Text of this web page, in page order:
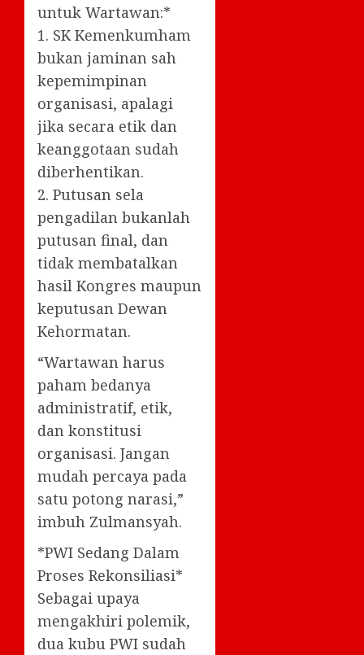
untuk Wartawan:*
1. SK Kemenkumham
bukan jaminan sah
kepemimpinan
organisasi, apalagi
jika secara etik dan
keanggotaan sudah
diberhentikan.
2. Putusan sela
pengadilan bukanlah
putusan final, dan
tidak membatalkan
hasil Kongres maupun
keputusan Dewan
Kehormatan.
“Wartawan harus
paham bedanya
administratif, etik,
dan konstitusi
organisasi. Jangan
mudah percaya pada
satu potong narasi,”
imbuh Zulmansyah.
*PWI Sedang Dalam
Proses Rekonsiliasi*
Sebagai upaya
mengakhiri polemik,
dua kubu PWI sudah